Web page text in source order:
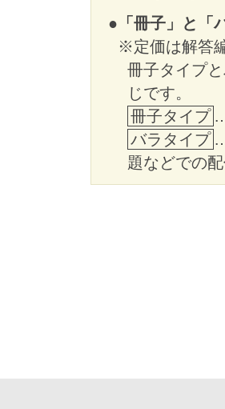
●「冊子」と「
※定価は解答
冊子タイプ
じです。
冊子タイプ
バラタイプ
題などでの